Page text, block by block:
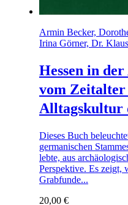
Armin Becker,
Irina Görner, Dr.
Hessen in
vom
Alltagskultur
Dieses Buch
germanischen
lebte, aus
Perspektive. Es zeigt,
Grabfunde...
20,00 €